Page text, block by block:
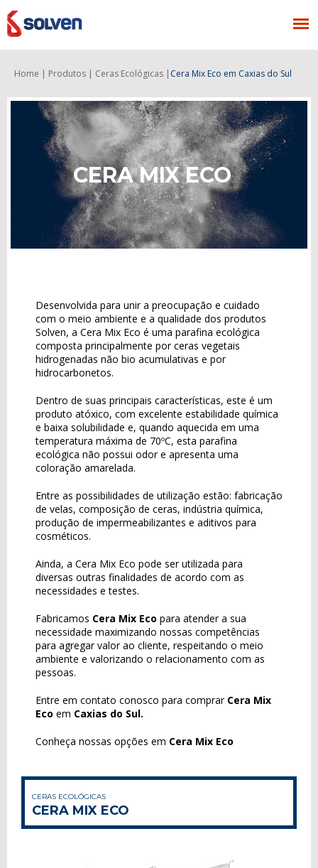
Home | Produtos | Ceras Ecológicas | Cera Mix Eco em Caxias do Sul
CERA MIX ECO
Desenvolvida para unir a preocupação e cuidado
com o meio ambiente e a qualidade dos produtos
Solven, a Cera Mix Eco é uma parafina ecológica
composta principalmente por ceras vegetais
hidrogenadas não bio acumulativas e por
hidrocarbonetos.
Dentro de suas principais características, este é um
produto atóxico, com excelente estabilidade química
e baixa solubilidade e, quando aquecida em uma
temperatura máxima de 70ºC, esta parafina
ecológica não possui odor e apresenta uma
coloração amarelada.
Entre as possibilidades de utilização estão: fabricação
de velas, composição de ceras, indústria química,
produção de impermeabilizantes e aditivos para
cosméticos.
Ainda, a Cera Mix Eco pode ser utilizada para
diversas outras finalidades de acordo com as
necessidades e testes.
Fabricamos Cera Mix Eco para atender a sua
necessidade maximizando nossas competências
para agregar valor ao cliente, respeitando o meio
ambiente e valorizando o relacionamento com as
pessoas.
Entre em contato conosco para comprar Cera Mix
Eco em Caxias do Sul.
Conheça nossas opções em Cera Mix Eco
CERAS ECOLÓGICAS
CERA MIX ECO